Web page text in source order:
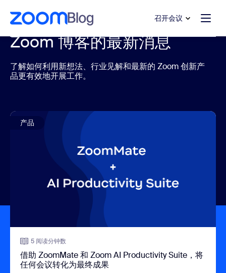
至主要内容
至帮助聊天 召开会议
Zoom 博客的最新消息
了解如何利用新想法、行业见解和最新的 Zoom 创新产
品更有效地开展工作。
产品
5 阅读分钟数
借助 ZoomMate 和 Zoom AI Productivity Suite，将
任何会议转化为最终成果